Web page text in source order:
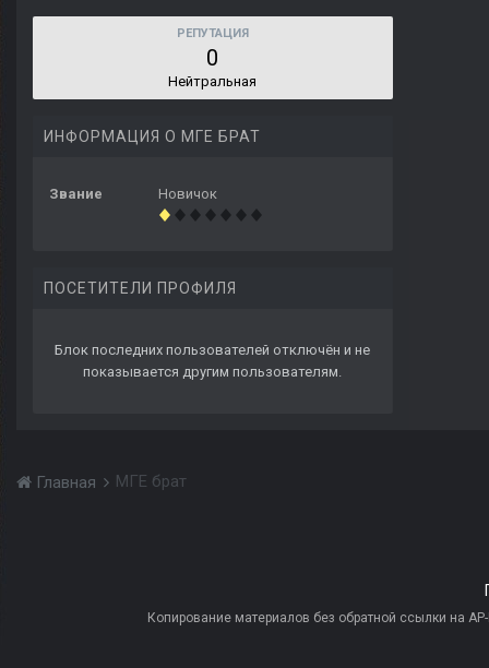
РЕПУТАЦИЯ
0
Нейтральная
ИНФОРМАЦИЯ О МГЕ БРАТ
Звание Новичок
ПОСЕТИТЕЛИ ПРОФИЛЯ
Блок последних пользователей отключён и не
показывается другим пользователям.
Главная МГЕ брат
Копирование материалов без обратной ссылки на